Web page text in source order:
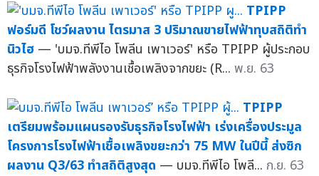
TPIPP
ฟอร์มดี โชว์ผลงาน ไตรมาส 3 ปริมาณขายไฟฟ้าทุบสถิติทำ
นิวไฮ — 'บมจ.ทีพีไอ โพลีน เพาเวอร์' หรือ TPIPP ผู้ประกอบ
ธุรกิจโรงไฟฟ้าพลังงานเชื้อเพลิงจากขยะ (R... พ.ย. 63
TPIPP
เตรียมพร้อมแผนรองรับธุรกิจโรงไฟฟ้า เร่งเครื่องประมูล
โครงการโรงไฟฟ้าเชื้อเพลิงขยะกว่า 75 MW ในปีนี้ ส่งซิก
ผลงาน Q3/63 ทำสถิติสูงสุด — บมจ.ทีพีไอ โพลี... ก.ย. 63